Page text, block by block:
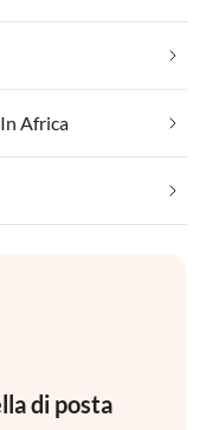
Africa
di posta